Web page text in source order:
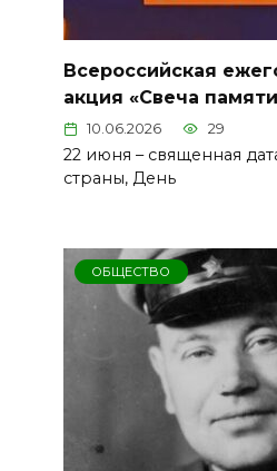
Всероссийская
акция «Свеча
10.06.2026 29
22 июня – священная
страны, День
ОБЩЕСТВО